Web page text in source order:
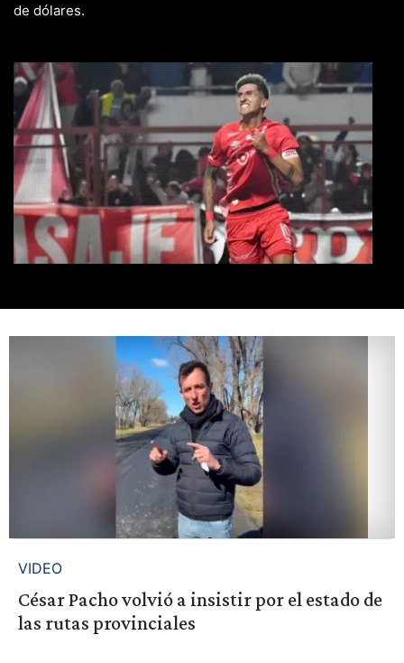
de dólares.
VIDEO
César Pacho volvió a insistir por el estado de
las rutas provinciales